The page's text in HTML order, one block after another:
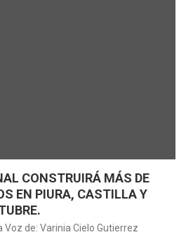
CONSTRUIRÁ MÁS DE
EN PIURA, CASTILLA Y
Voz de: Varinia Cielo Gutierrez